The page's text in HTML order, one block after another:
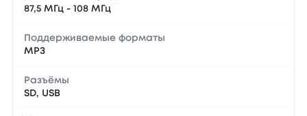
87,5 МГц - 108 МГц
Поддерживаемые форматы
МРЗ
Разъёмы
SD, USB